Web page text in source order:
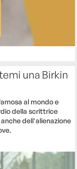
una Birkin
al mondo e
della scrittrice
dell'alienazione